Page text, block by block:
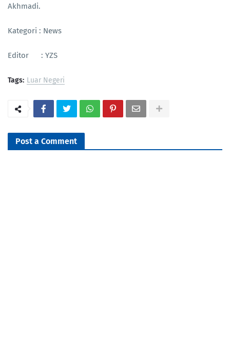
Akhmadi.
Kategori : News
Editor : YZS
Tags: Luar Negeri
Post a Comment